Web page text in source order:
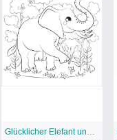
Glücklicher Elefant und Vogel